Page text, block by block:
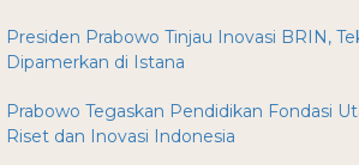
Presiden Prabowo Tinjau Inovasi BRIN,
Dipamerkan di Istana
Prabowo Tegaskan Pendidikan Fondasi
Riset dan Inovasi Indonesia